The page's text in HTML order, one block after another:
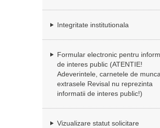
Integritate institutionala
Formular electronic pentru
de interes public (ATENTIE!
Adeverintele, carnetele de
extrasele Revisal nu reprezinta
informatii de interes public!)
Vizualizare statut solicitare